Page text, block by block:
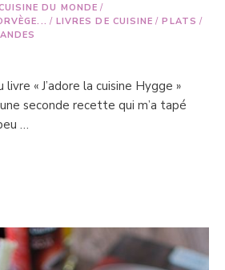
DU MONDE /
/ LIVRES DE CUISINE / PLATS /
« J’adore la cuisine Hygge »
seconde recette qui m’a tapé
…